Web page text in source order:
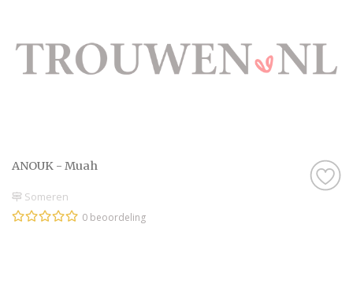
ANOUK - Muah
Someren
0 beoordeling